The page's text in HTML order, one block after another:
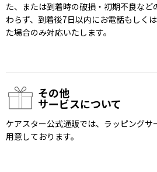
た、または到着時の破損・初期不良な
わらず、到着後7日以内にお電話もしく
た場合のみ対応いたします。
その他
サービスについて
ケアスター公式通販では、ラッピング
用意しております。